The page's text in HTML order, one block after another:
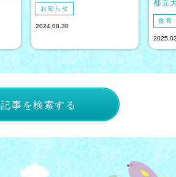
お知らせ
2024.08.30
都立
食育
記事を検索する